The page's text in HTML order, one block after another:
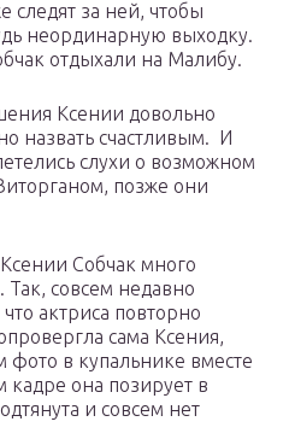
следят за ней, чтобы
неординарную выходку.
отдыхали на Малибу.
Ксении довольно
назвать счастливым. И
слухи о возможном
позже они
Ксении Собчак много
Так, совсем недавно
актриса повторно
сама Ксения,
фото в купальнике вместе
она позирует в
и совсем нет